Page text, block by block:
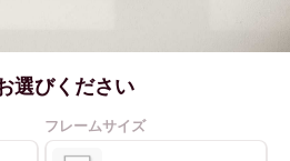
選びください
フレームサイズ